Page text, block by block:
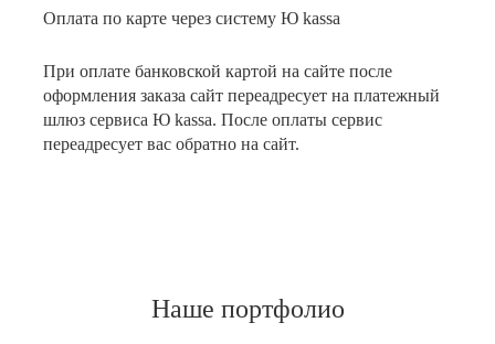
Оплата по карте через систему Ю kassa
При оплате банковской картой на сайте после
оформления заказа сайт переадресует на платежный
шлюз сервиса Ю kassa. После оплаты сервис
переадресует вас обратно на сайт.
Наше портфолио